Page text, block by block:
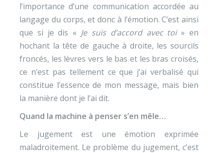
l’importance d’une communication accordée au
langage du corps, et donc à l’émotion. C’est ainsi
que si je dis « Je suis d’accord avec toi» en
hochant la tête de gauche à droite, les sourcils
froncés, les lèvres vers le bas et les bras croisés,
ce n’est pas tellement ce que j’ai verbalisé qui
constitue l’essence de mon message, mais bien
la manière dont je l’ai dit.
Quand la machine à penser s’en mêle…
Le jugement est une émotion exprimée
maladroitement. Le problème du jugement, c’est